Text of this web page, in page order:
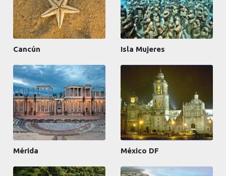
Cancún Isla Mujeres
Mérida México DF